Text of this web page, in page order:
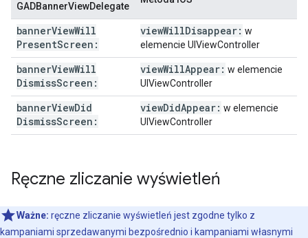
GADBannerViewDelegate
bannerViewWill
PresentScreen:
viewWillDisappear: w
elemencie UIViewController
bannerViewWill
DismissScreen:
viewWillAppear: w elemencie
UIViewController
bannerViewDid
DismissScreen:
viewDidAppear: w elemencie
UIViewController
Ręczne zliczanie wyświetleń
Ważne: ręczne zliczanie wyświetleń jest zgodne tylko z
kampaniami sprzedawanymi bezpośrednio i kampaniami własnymi